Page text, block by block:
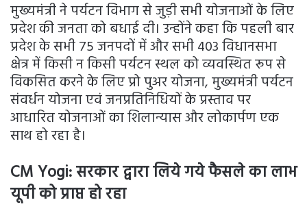
मुख्यमंत्री ने पर्यटन विभाग से जुड़ी सभी योजनाओं के लिए
प्रदेश की जनता को बधाई दी। उन्होंने कहा कि पहली बार
प्रदेश के सभी 75 जनपदों में और सभी 403 विधानसभा
क्षेत्र में किसी न किसी पर्यटन स्थल को व्यवस्थित रूप से
विकसित करने के लिए प्रो पुअर योजना, मुख्यमंत्री पर्यटन
संवर्धन योजना एवं जनप्रतिनिधियों के प्रस्ताव पर
आधारित योजनाओं का शिलान्यास और लोकार्पण एक
साथ हो रहा है।
CM Yogi:सरकार द्वारा लिये गये फैसले का लाभ
यूपी को प्राप्त हो रहा